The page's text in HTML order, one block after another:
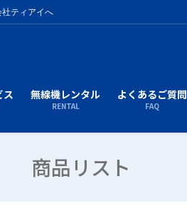
ティアイへ
ス 無線機レンタル
RENTAL
よくあるご質問
FAQ
商品リスト